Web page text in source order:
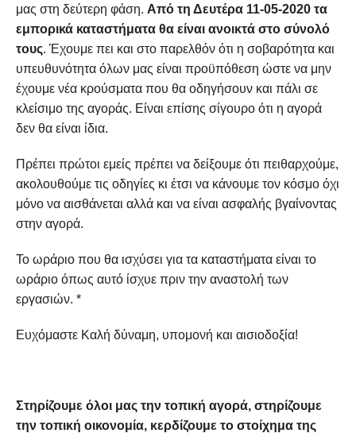
μας στη δεύτερη φάση. Από τη Δευτέρα 11-05-2020 τα
εμπορικά καταστήματα θα είναι ανοικτά στο σύνολό
τους. Έχουμε πει και στο παρελθόν ότι η σοβαρότητα και
υπευθυνότητα όλων μας είναι προϋπόθεση ώστε να μην
έχουμε νέα κρούσματα που θα οδηγήσουν και πάλι σε
κλείσιμο της αγοράς. Είναι επίσης σίγουρο ότι η αγορά
δεν θα είναι ίδια.
Πρέπει πρώτοι εμείς πρέπει να δείξουμε ότι πειθαρχούμε,
ακολουθούμε τις οδηγίες κι έτσι να κάνουμε τον κόσμο όχι
μόνο να αισθάνεται αλλά και να είναι ασφαλής βγαίνοντας
στην αγορά.
Το ωράριο που θα ισχύσει για τα καταστήματα είναι το
ωράριο όπως αυτό ίσχυε πριν την αναστολή των
εργασιών. *
Ευχόμαστε Καλή δύναμη, υπομονή και αισιοδοξία!
Στηρίζουμε όλοι μας την τοπική αγορά, στηρίζουμε
την τοπική οικονομία, κερδίζουμε το στοίχημα της